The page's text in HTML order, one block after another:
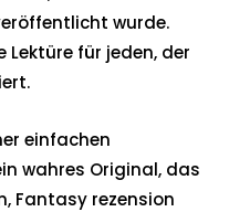
wurde.
Lektüre für jeden, der
einfachen
wahres Original, das
Fantasy rezension